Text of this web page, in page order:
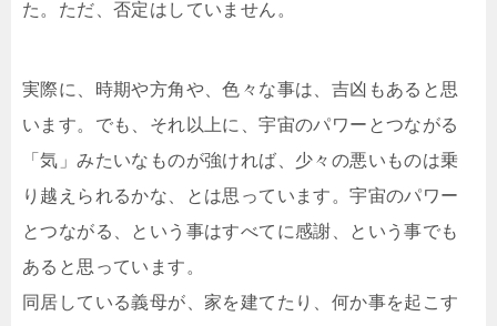
た。ただ、否定はしていません。
実際に、時期や方角や、色々な事は、吉凶もあると思
います。でも、それ以上に、宇宙のパワーとつながる
「気」みたいなものが強ければ、少々の悪いものは乗
り越えられるかな、とは思っています。宇宙のパワー
とつながる、という事はすべてに感謝、という事でも
あると思っています。
同居している義母が、家を建てたり、何か事を起こす